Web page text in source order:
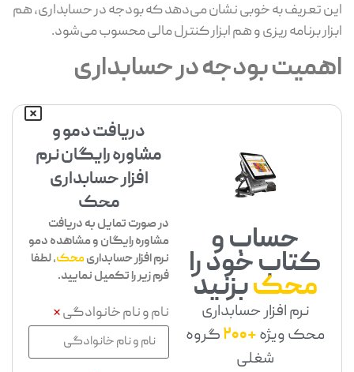
این تعریف به‌ خوبی نشان می‌دهد که بودجه در حسابداری، هم
ابزار برنامه‌ ریزی و هم ابزار کنترل مالی محسوب می‌شود.
اهمیت بودجه در حسابداری
حساب و
کتاب خود را
محکبزنید
نرم افزار حسابداری
محک ویژه+200
گروه
شغلی
دریافت دمو و
مشاوره رایگان نرم
افزار حسابداری
محک
در صورت تمایل به دریافت
مشاوره رایگان و مشاهده دمو
نرم افزار حسابداریمحک، لطفا
فرم زیر را تکمیل نمایید.
نام و نام خانوادگی*